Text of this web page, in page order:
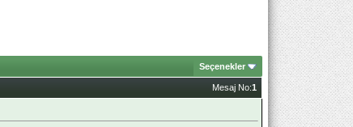
Seçenekler
Mesaj No:1